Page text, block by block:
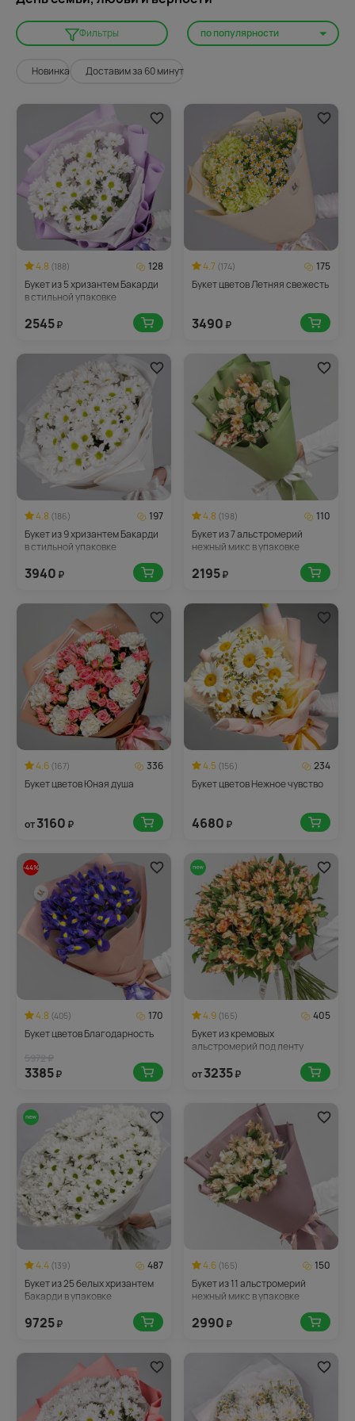
Фильтры по популярности
Новинка Доставим за 60 минут
4.8 (188)
128
Букет из 5 хризантем Бакарди
в стильной упаковке
2545₽
4.7 (174)
175
Букет цветов Летняя свежесть
3490 ₽
4.8 (186)
197
Букет из 9 хризантем Бакарди
в стильной упаковке
3940 ₽
4.8 (198)
110
Букет из 7 альстромерий
нежный микс в упаковке
2195₽
4.6 (167)
336
Букет цветов Юная душа
от3160 ₽
4.5 (156)
234
Букет цветов Нежное чувство
4680 ₽
-44%
4.8 (405)
170
Букет цветов Благодарность
3385₽
4.9 (165)
405
Букет из кремовых
альстромерий под ленту
от3235₽
4.4 (139)
487
Букет из 25 белых хризантем
Бакарди в упаковке
9725₽
4.6 (165)
150
Букет из 11 альстромерий
нежный микс в упаковке
2990 ₽